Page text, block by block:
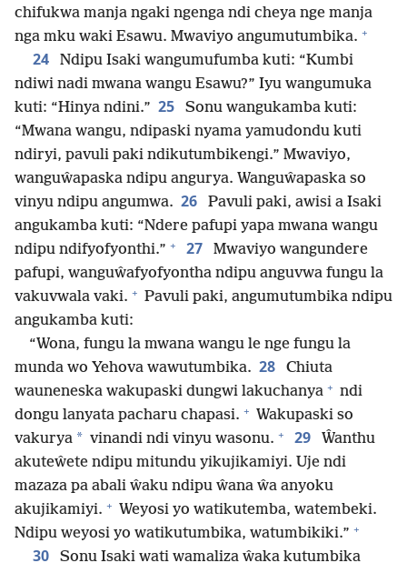
chifukwa manja ngaki ngenga ndi cheya nge manja
nga mku waki Esawu. Mwaviyo angumutumbika. +
24
Ndipu Isaki wangumufumba kuti: “Kumbi
ndiwi nadi mwana wangu Esawu?” Iyu wangumuka
kuti: “Hinya ndini.” 25
Sonu wangukamba kuti:
“Mwana wangu, ndipaski nyama yamudondu kuti
ndiryi, pavuli paki ndikutumbikengi.” Mwaviyo,
wanguŵapaska ndipu angurya. Wanguŵapaska so
vinyu ndipu angumwa. 26
Pavuli paki, awisi a Isaki
angukamba kuti: “Ndere pafupi yapa mwana wangu
ndipu ndifyofyonthi.” + 27
Mwaviyo wangundere
pafupi, wanguŵafyofyontha ndipu anguvwa fungu la
vakuvwala vaki. + Pavuli paki, angumutumbika ndipu
angukamba kuti:
“Wona, fungu la mwana wangu le nge fungu la
munda wo Yehova wawutumbika. 28
Chiuta
wauneneska wakupaski dungwi lakuchanya + ndi
dongu lanyata pacharu chapasi. + Wakupaski so
vakurya * vinandi ndi vinyu wasonu. + 29
Ŵanthu
akuteŵete ndipu mitundu yikujikamiyi. Uje ndi
mazaza pa abali ŵaku ndipu ŵana ŵa anyoku
akujikamiyi. + Weyosi yo watikutemba, watembeki.
Ndipu weyosi yo watikutumbika, watumbikiki.” +
30 Sonu Isaki wati wamaliza ŵaka kutumbika